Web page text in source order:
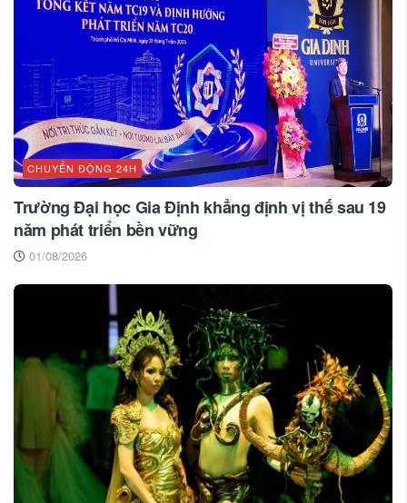
CHUYỂN ĐỘNG 24H
Trường Đại học Gia Định khẳng định vị thế sau 19
năm phát triển bền vững
01/08/2026